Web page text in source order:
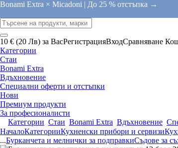
Bonami Extra × Micadoni | До 25 % отстъпка →
10 € (20 Лв) за ВасРегистрацияВходСравняване
Категории
Стаи
Bonami Extra
Вдъхновение
Специални оферти и отстъпки
Нови
Премиум продукти
За професионалисти
Категории Стаи Bonami Extra Вдъхновение
НачалоКатегорииКухненски прибори и сервизи
...Бурканчета и мелнички за подправкиСъдове за